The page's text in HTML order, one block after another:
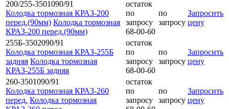
200/255-3501090/91
Колодка тормозная КРАЗ-200
перед.(90мм) Колодка тормозная
КРАЗ-200 перед.(90мм)
остаток
по
запросу
68-00-60
по
запросу
Запросить
цену
255Б-3502090/91
Колодка тормозная КРАЗ-255Б
задняя Колодка тормозная
КРАЗ-255Б задняя
остаток
по
запросу
68-00-60
по
запросу
Запросить
цену
260-3501090/91
Колодка тормозная КРАЗ-260
перед. Колодка тормозная
остаток
по
запросу
по
запросу
Запросить
цену